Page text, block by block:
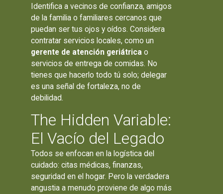
Identifica a vecinos de confianza, amigos
de la familia o familiares cercanos que
puedan ser tus ojos y oídos. Considera
contratar servicios locales, como un
gerente de atención geriátrica o
servicios de entrega de comidas. No
tienes que hacerlo todo tú solo; delegar
es una señal de fortaleza, no de
debilidad.
The Hidden Variable:
El Vacío del Legado
Todos se enfocan en la logística del
cuidado: citas médicas, finanzas,
seguridad en el hogar. Pero la verdadera
angustia a menudo proviene de algo más